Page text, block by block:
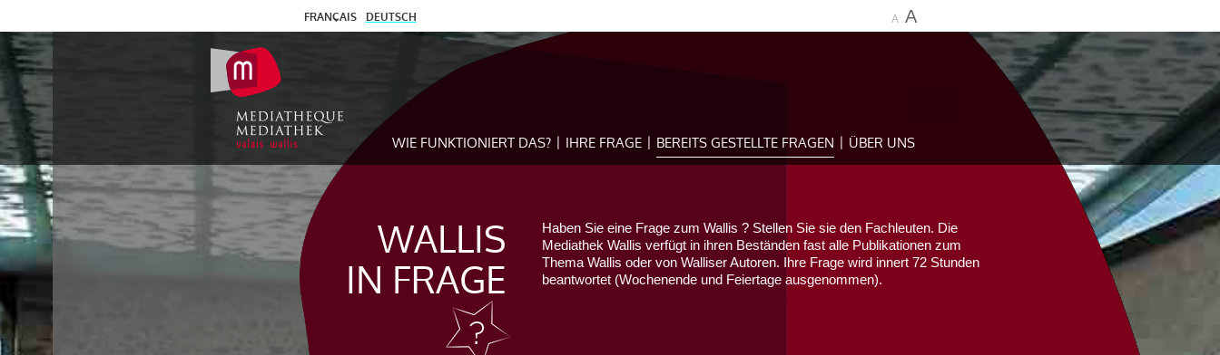
FRANÇAIS DEUTSCH A A
WIE FUNKTIONIERT DAS? IHRE FRAGE BEREITS GESTELLTE FRAGEN ÜBER UNS
WALLIS
IN FRAGE
Haben Sie eine Frage zum Wallis ? Stellen Sie sie den Fachleuten. Die
Mediathek Wallis verfügt in ihren Beständen fast alle Publikationen zum
Thema Wallis oder von Walliser Autoren. Ihre Frage wird innert 72 Stunden
beantwortet (Wochenende und Feiertage ausgenommen).